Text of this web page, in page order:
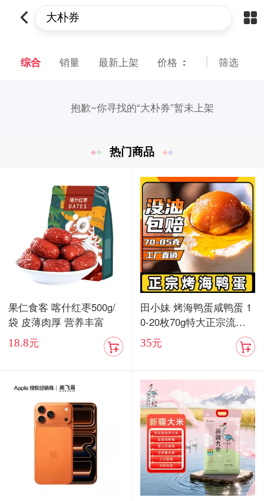
综合 销量 最新上架 价格 筛选
抱歉~你寻找的“大朴券”暂未上架
热门商品
果仁食客 喀什红枣500g/
袋 皮薄肉厚 营养丰富
18.8元
田小妹 烤海鸭蛋咸鸭蛋 1
0-20枚70g特大正宗流油
烤海鸭蛋广东红树林整箱
包邮
35元